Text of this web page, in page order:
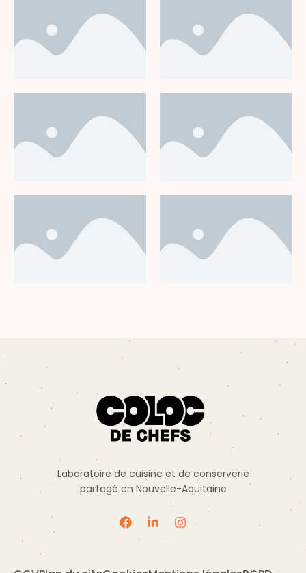
Laboratoire de cuisine et de conserverie
partagé en Nouvelle-Aquitaine